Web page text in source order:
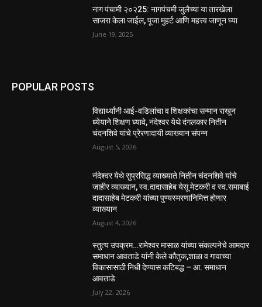
नाग पंचामी २०२25: नागपंचमी जुलैच्या या तारखेला
साजरा केला जाईल, पूजा मुहर्ट आणि महत्त्व जाणून घ्या
June 19, 2025
POPULAR POSTS
विद्यार्थ्यांनी आई-वडिलांचा व शिक्षकांचा सन्मान राखून
ध्येयाने शिक्षण घ्यावे, नंदेश्वर येथे दंगलकार नितीन
चंदनशिवे यांचे प्रेरणादायी व्याख्यान संपन्न
August 5, 2026
नंदेश्वर येथे सुप्रसिद्ध व्याख्याते नितीन चंदनशिवे यांचे
जाहीर व्याख्यान, स्व.दादासाहेब येसू मेटकरी व स्व.समाबाई
दादासाहेब मेटकरी यांच्या पुण्यस्मरणानिमित्त होणार
व्याख्यान
August 4, 2026
स्तुत्य उपक्रम…रामेश्वर मासाळ यांच्या संकल्पनेचे आमदार
समाधान आवताडे यांनी केले कौतुक,शाळा व गावाच्या
विकासासाठी निधी देण्यास कटिबद्ध – आ. समाधान
आवताडे
July 22, 2026